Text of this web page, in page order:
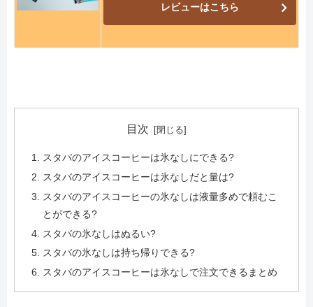
レビューはこちら
目次
スタバのアイスコーヒーは氷なしにできる?
スタバのアイスコーヒーは氷なしだと量は?
スタバのアイスコーヒーの氷なしは液量多めで頼むこ
とができる?
スタバの氷なしはぬるい?
スタバの氷なしは持ち帰りできる?
スタバのアイスコーヒーは氷なしで注文できるまとめ